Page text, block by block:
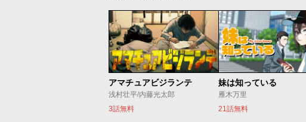
アマチュアビジランテ
浅村壮平/内藤光太郎
3話無料
妹は知っている
雁木万里
21話無料